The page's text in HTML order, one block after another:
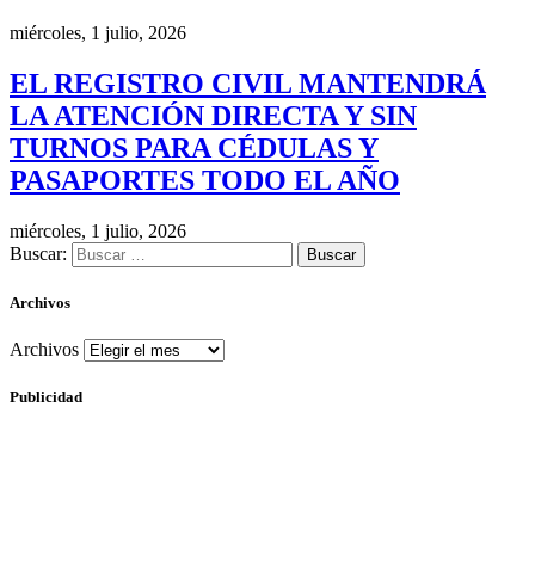
miércoles, 1 julio, 2026
EL REGISTRO CIVIL MANTENDRÁ
LA ATENCIÓN DIRECTA Y SIN
TURNOS PARA CÉDULAS Y
PASAPORTES TODO EL AÑO
miércoles, 1 julio, 2026
Buscar:
Archivos
Archivos
Publicidad